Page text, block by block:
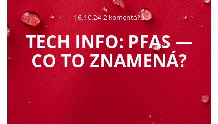
16.10.24 2 komentářů
TECH INFO: PFAS —
CO TO ZNAMENÁ?